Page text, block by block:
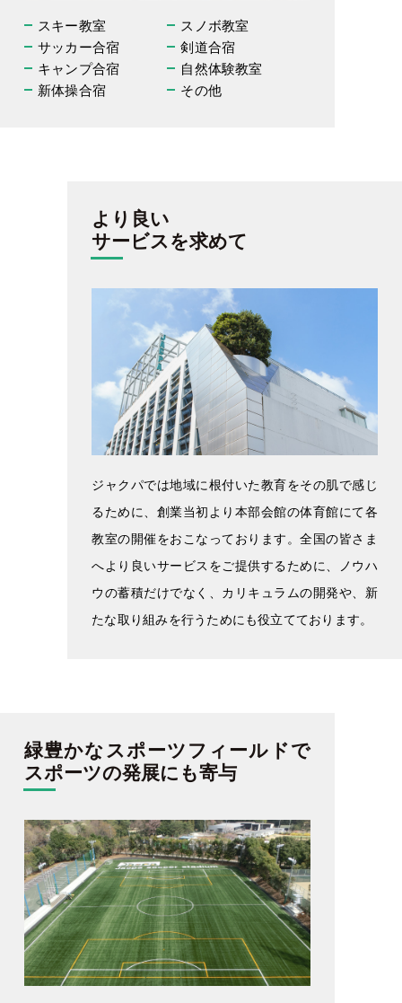
スキー教室
スノボ教室
サッカー合宿
剣道合宿
キャンプ合宿
自然体験教室
新体操合宿
その他
より良い
サービスを求めて
ジャクパでは地域に根付いた教育をその肌で感じ
るために、創業当初より本部会館の体育館にて各
教室の開催をおこなっております。全国の皆さま
へより良いサービスをご提供するために、ノウハ
ウの蓄積だけでなく、カリキュラムの開発や、新
たな取り組みを行うためにも役立てております。
緑豊かなスポーツフィールドで
スポーツの発展にも寄与